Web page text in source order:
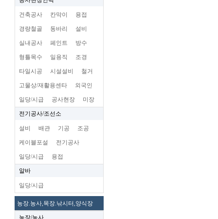
건축공사 칸막이 용접
경량철골 동바리 설비
실내공사 페인트 방수
형틀목수 일용직 조경
타일시공 시설설비 철거
고물상/재활용센타 외국인
일당/시급 공사현장 미장
전기공사/조선소
설비 배관 기공 조공
케이블포설 전기공사
일당/시급 용접
알바
일당/시급
농장.농사,목장.낚시터,양식장
농장/농사